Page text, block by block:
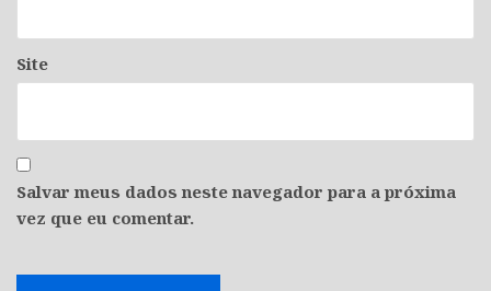
Site
Salvar meus dados neste navegador para a próxima
vez que eu comentar.